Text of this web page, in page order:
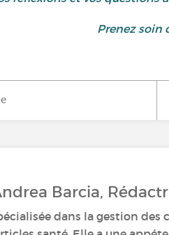
Prenez soin
Barcia,
dans la gestion